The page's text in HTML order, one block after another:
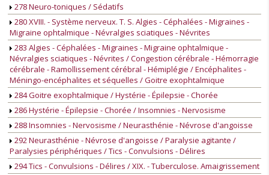
278 Neuro-toniques / Sédatifs
280 XVIII. - Système nerveux. T. S. Algies - Céphalées - Migraines -
Migraine ophtalmique - Névralgies sciatiques - Névrites
283 Algies - Céphalées - Migraines - Migraine ophtalmique -
Névralgies sciatiques - Névrites / Congestion cérébrale - Hémorragie
cérébrale - Ramollissement cérébral - Hémiplégie / Encéphalites -
Méningo-encéphalites et séquelles / Goitre exophtalmique
284 Goitre exophtalmique / Hystérie - Épilepsie - Chorée
286 Hystérie - Épilepsie - Chorée / Insomnies - Nervosisme
288 Insomnies - Nervosisme / Neurasthénie - Névrose d'angoisse
292 Neurasthénie - Névrose d'angoisse / Paralysie agitante /
Paralysies périphériques / Tics - Convulsions - Délires
294 Tics - Convulsions - Délires / XIX. - Tuberculose. Amaigrissement